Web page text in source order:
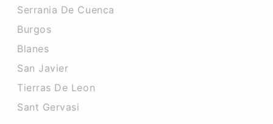
Serrania De Cuenca
Burgos
Blanes
San Javier
Tierras De Leon
Sant Gervasi